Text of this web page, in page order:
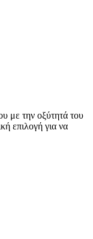
με την οξύτητά του
επιλογή για να